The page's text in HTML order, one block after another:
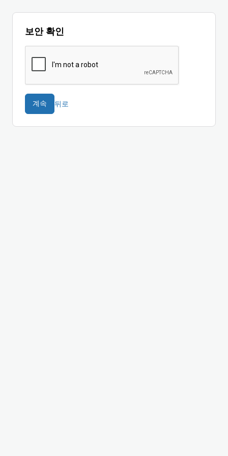
보안 확인
계속 뒤로